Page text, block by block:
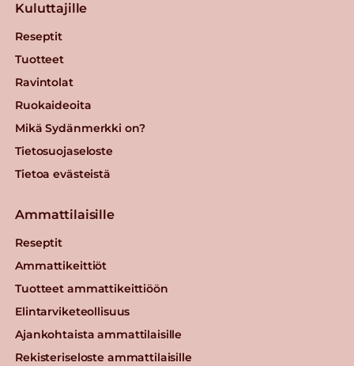
Kuluttajille
Reseptit
Tuotteet
Ravintolat
Ruokaideoita
Mikä Sydänmerkki on?
Tietosuojaseloste
Tietoa evästeistä
Ammattilaisille
Reseptit
Ammattikeittiöt
Tuotteet ammattikeittiöön
Elintarviketeollisuus
Ajankohtaista ammattilaisille
Rekisteriseloste ammattilaisille